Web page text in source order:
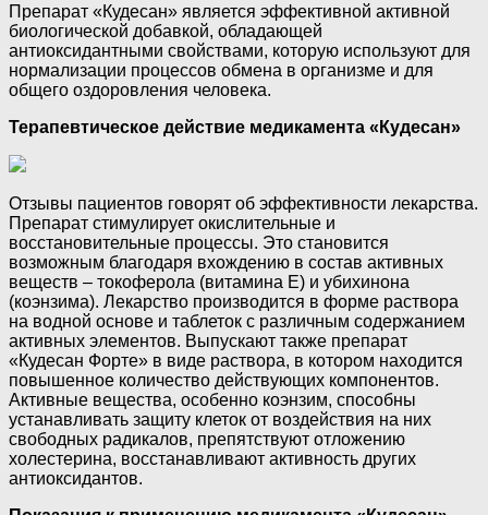
Препарат «Кудесан» является эффективной активной
биологической добавкой, обладающей
антиоксидантными свойствами, которую используют для
нормализации процессов обмена в организме и для
общего оздоровления человека.
Терапевтическое действие медикамента «Кудесан»
Отзывы пациентов говорят об эффективности лекарства.
Препарат стимулирует окислительные и
восстановительные процессы. Это становится
возможным благодаря вхождению в состав активных
веществ – токоферола (витамина Е) и убихинона
(коэнзима). Лекарство производится в форме раствора
на водной основе и таблеток с различным содержанием
активных элементов. Выпускают также препарат
«Кудесан Форте» в виде раствора, в котором находится
повышенное количество действующих компонентов.
Активные вещества, особенно коэнзим, способны
устанавливать защиту клеток от воздействия на них
свободных радикалов, препятствуют отложению
холестерина, восстанавливают активность других
антиоксидантов.